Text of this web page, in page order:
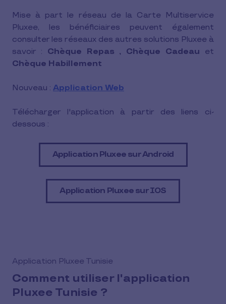
Mise à part le réseau de la Carte Multiservice
Pluxee, les bénéficiaires peuvent également
consulter les réseaux des autres solutions Pluxee à
savoir : Chèque Repas , Chèque Cadeau et
Chèque Habillement
Nouveau : Application Web
Télécharger l'application à partir des liens ci-
dessous :
Application Pluxee sur Android
Application Pluxee sur IOS
Application Pluxee Tunisie
Comment utiliser l'application
Pluxee Tunisie ?